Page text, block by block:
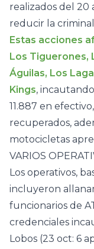
realizados del 20
reducir la
Estas acciones
Los Tiguerones,
Águilas, Los
Kings, incautando
11.887 en
recuperados,
motocicletas
VARIOS
Los operativos,
incluyeron
funcionarios de
credenciales
Lobos (23 oct: 6